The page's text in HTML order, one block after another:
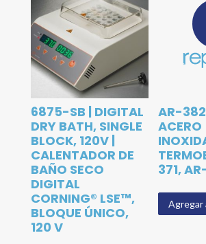
6875-SB | DIGITAL
DRY BATH, SINGLE
BLOCK, 120V |
CALENTADOR DE
BAÑO SECO
DIGITAL
CORNING® LSE™,
BLOQUE ÚNICO,
120 V
AR-382
ACERO
371,
Agregar